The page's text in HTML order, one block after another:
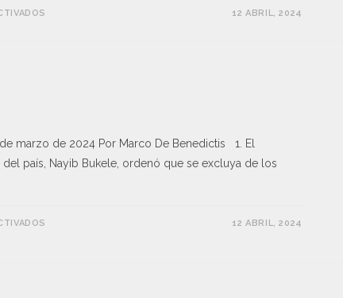
12 ABRIL, 2024
marzo de 2024 Por Marco De Benedictis 1. El
país, Nayib Bukele, ordenó que se excluya de los
12 ABRIL, 2024